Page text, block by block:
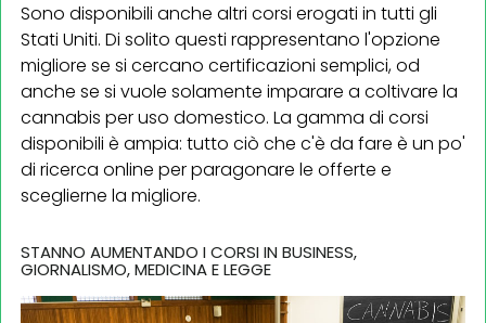
Sono disponibili anche altri corsi erogati in tutti gli
Stati Uniti. Di solito questi rappresentano l'opzione
migliore se si cercano certificazioni semplici, od
anche se si vuole solamente imparare a coltivare la
cannabis per uso domestico. La gamma di corsi
disponibili è ampia: tutto ciò che c'è da fare è un po'
di ricerca online per paragonare le offerte e
sceglierne la migliore.
STANNO AUMENTANDO I CORSI IN BUSINESS,
GIORNALISMO, MEDICINA E LEGGE